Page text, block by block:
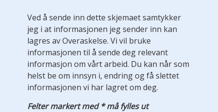
Ved å sende inn dette skjemaet samtykker
jeg i at informasjonen jeg sender inn kan
lagres av Overaskelse. Vi vil bruke
informasjonen til å sende deg relevant
informasjon om vårt arbeid. Du kan når som
helst be om innsyn i, endring og få slettet
informasjonen vi har lagret om deg.
Felter markert med * må fylles ut